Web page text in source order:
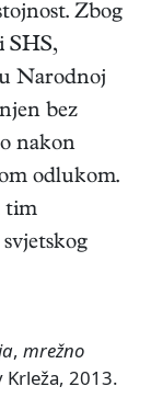
Zbog
SHS,
Narodnoj
bez
nakon
odlukom.
tim
, mrežno
2013.